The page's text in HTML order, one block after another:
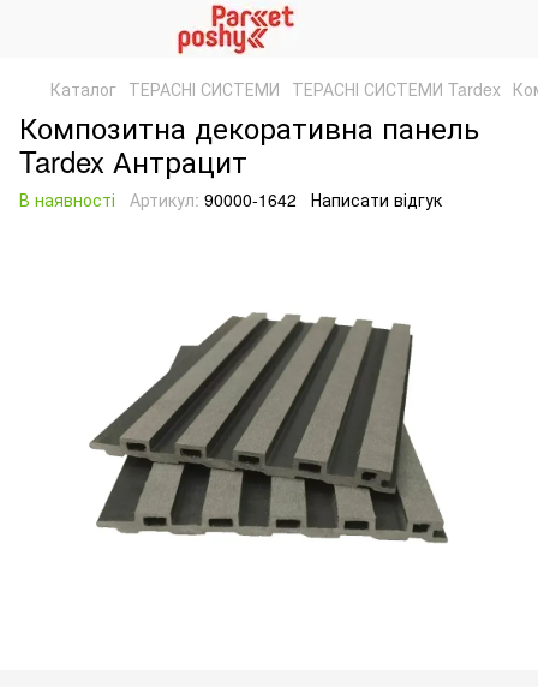
Каталог ТЕРАСНІ СИСТЕМИ ТЕРАСНІ СИСТЕМИ Tardex
Композитна декоративна панель
Tardex Антрацит
В наявності Артикул: 90000-1642 Написати відгук